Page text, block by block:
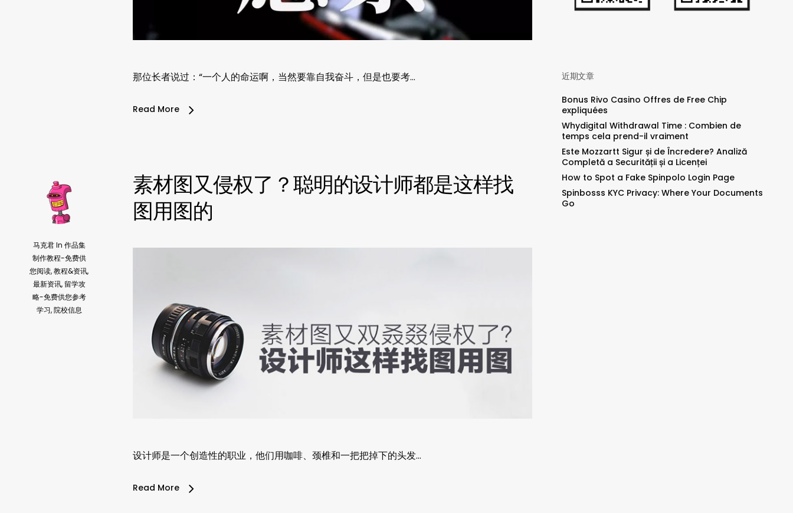
那位长者说过：“一个人的命运啊，当然要靠自我奋斗，但是也要考…
Read More
马克君 In 作品集
制作教程-免费供
您阅读,教程&资讯,
最新资讯, 留学攻
略-免费供您参考
学习,院校信息
素材图又侵权了？聪明的设计师都是这样找
图用图的
设计师是一个创造性的职业，他们用咖啡、颈椎和一把把掉下的头发…
Read More
近期文章
Bonus Rivo Casino Offres de Free Chip
expliquées
Whydigital Withdrawal Time : Combien de
temps cela prend-il vraiment
Este Mozzartt Sigur și de Încredere? Analiză
Completă a Securității și a Licenței
How to Spot a Fake Spinpolo Login Page
Spinbosss KYC Privacy: Where Your Documents
Go